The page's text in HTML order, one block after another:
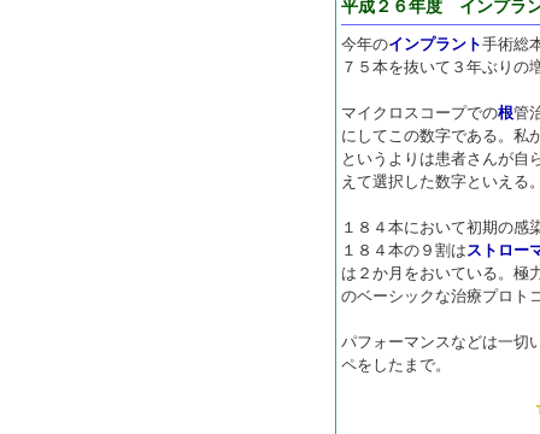
平成２６年度 インプラ
今年のインプラント手術総
７５本を抜いて３年ぶりの
マイクロスコープでの根管
にしてこの数字である。私
というよりは患者さんが自
えて選択した数字といえる
１８４本において初期の感
１８４本の９割はストロー
は２か月をおいている。極
のベーシックな治療プロト
パフォーマンスなどは一切
ペをしたまで。